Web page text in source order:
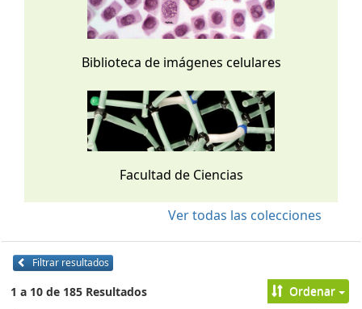
Biblioteca de imágenes celulares
Facultad de Ciencias
Ver todas las colecciones
Filtrar resultados
1 a 10 de 185 Resultados Ordenar